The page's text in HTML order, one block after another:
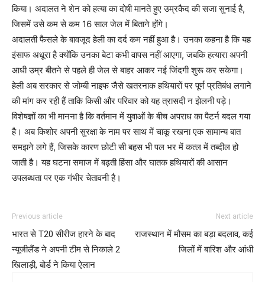
किया। अदालत ने शेन को हत्या का दोषी मानते हुए उम्रकैद की सजा सुनाई है,
जिसमें उसे कम से कम 16 साल जेल में बिताने होंगे।
अदालती फैसले के बावजूद हेली का दर्द कम नहीं हुआ है। उनका कहना है कि यह
इंसाफ अधूरा है क्योंकि उनका बेटा कभी वापस नहीं आएगा, जबकि हत्यारा अपनी
आधी उम्र बीतने से पहले ही जेल से बाहर आकर नई जिंदगी शुरू कर सकेगा।
हेली अब सरकार से जोम्बी नाइफ जैसे खतरनाक हथियारों पर पूर्ण प्रतिबंध लगाने
की मांग कर रही हैं ताकि किसी और परिवार को यह त्रासदी न झेलनी पड़े।
विशेषज्ञों का भी मानना है कि वर्तमान में युवाओं के बीच अपराध का पैटर्न बदल गया
है। अब किशोर अपनी सुरक्षा के नाम पर साथ में चाकू रखना एक सामान्य बात
समझने लगे हैं, जिसके कारण छोटी सी बहस भी पल भर में कत्ल में तब्दील हो
जाती है। यह घटना समाज में बढ़ती हिंसा और घातक हथियारों की आसान
उपलब्धता पर एक गंभीर चेतावनी है।
Previous article
भारत से T20 सीरीज हारने के बाद
न्यूजीलैंड ने अपनी टीम से निकाले 2
खिलाड़ी, बोर्ड ने किया ऐलान
Next article
राजस्थान में मौसम का बड़ा बदलाव, कई
जिलों में बारिश और आंधी